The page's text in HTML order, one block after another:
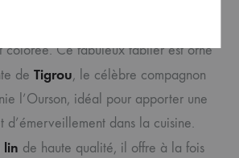
colorée. Ce fabuleux tablier est orné
de Tigrou, le célèbre compagnon
l’Ourson, idéal pour apporter une
dans la cuisine.
lin de haute qualité, il offre à la fois